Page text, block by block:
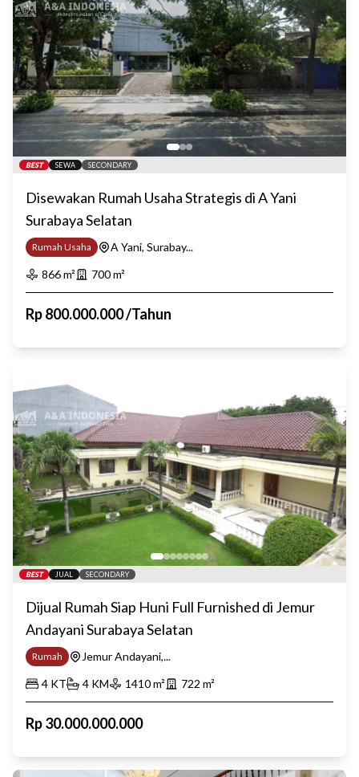
BEST SEWA SECONDARY
Disewakan Rumah Usaha Strategis di A Yani
Surabaya Selatan
Rumah Usaha
A Yani, Surabay...
866m² 700m²
Rp800.000.000/Tahun
BEST JUAL SECONDARY
Dijual Rumah Siap Huni Full Furnished di Jemur
Andayani Surabaya Selatan
Rumah
Jemur Andayani,...
4 KT 4 KM 1410m² 722 m²
Rp30.000.000.000